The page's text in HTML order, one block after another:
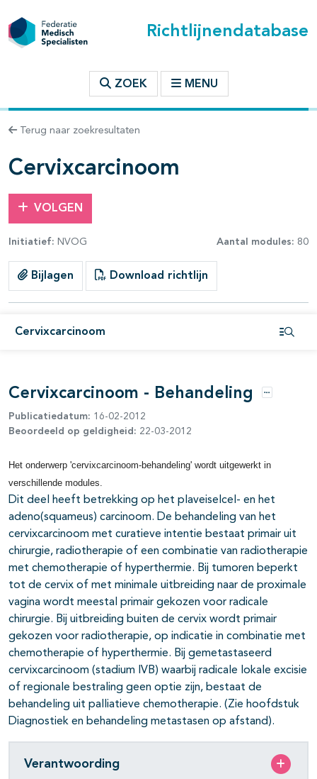
Richtlijnendatabase
ZOEK MENU
Terug naar zoekresultaten
Cervixcarcinoom
VOLGEN
Initiatief: NVOG Aantal modules: 80
Bijlagen Download richtlijn
Cervixcarcinoom
binnen deze richtlijn
open- en dichtklappen
open- en dichtklappen
open- en dichtklappen
open- en dichtklappen
open- en dichtklappen
open- en dichtklappen
open- en dichtklappen
open- en dichtklappen
open- en dichtklappen
open- en dichtklappen
Cervixcarcinoom - Behandeling Opties
Publicatiedatum: 16-02-2012
Beoordeeld op geldigheid: 22-03-2012
Het onderwerp 'cervixcarcinoom-behandeling' wordt uitgewerkt in
verschillende modules.
Dit deel heeft betrekking op het plaveiselcel- en het
adeno(squameus) carcinoom. De behandeling van het
cervixcarcinoom met curatieve intentie bestaat primair uit
chirurgie, radiotherapie of een combinatie van radiotherapie
met chemotherapie of hyperthermie. Bij tumoren beperkt
tot de cervix of met minimale uitbreiding naar de proximale
vagina wordt meestal primair gekozen voor radicale
chirurgie. Bij uitbreiding buiten de cervix wordt primair
gekozen voor radiotherapie, op indicatie in combinatie met
chemotherapie of hyperthermie. Bij gemetastaseerd
cervixcarcinoom (stadium IVB) waarbij radicale lokale excisie
of regionale bestraling geen optie zijn, bestaat de
behandeling uit palliatieve chemotherapie. (Zie hoofdstuk
Diagnostiek en behandeling metastasen op afstand).
Verantwoording